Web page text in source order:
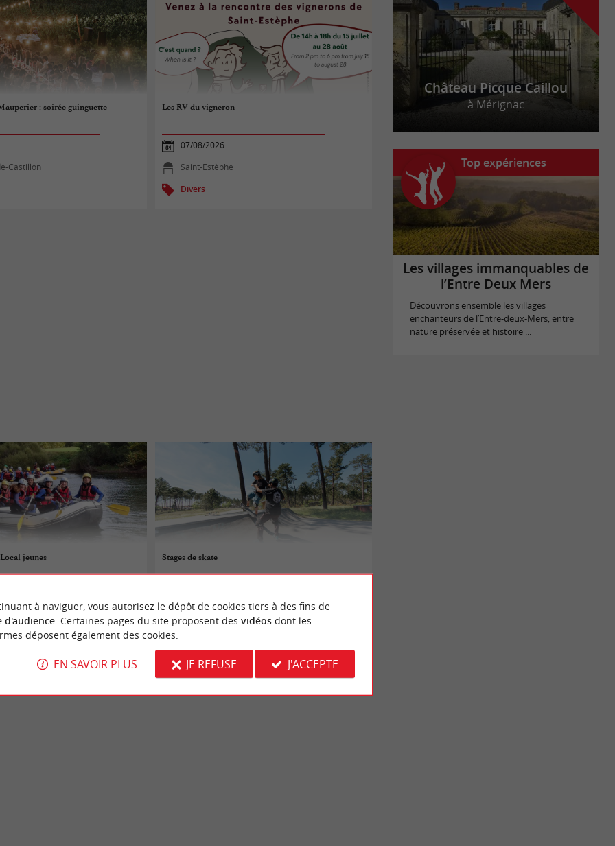
: soirée guinguette
Castillon
Les RV du vigneron
07/08/2026
Saint-Estèphe
Divers
jeunes
Bains
Stages de skate
Andernos-les-Bains
Château Picque Caillou
à Mérignac
Top expériences
Les villages immanquables de
l’Entre Deux Mers
Découvrons ensemble les villages
enchanteurs de l’Entre-deux-Mers, entre
nature préservée et histoire ...
à naviguer, vous autorisez le dépôt de cookies tiers à des fins de
d'audience. Certaines pages du site proposent des vidéosdont les
déposent également des cookies.
EN SAVOIR PLUS JE REFUSE J'ACCEPTE